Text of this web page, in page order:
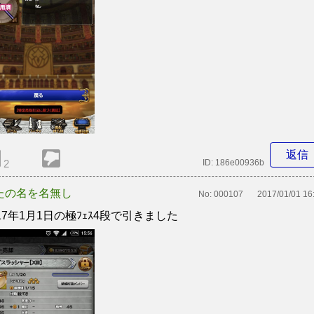
2
返信
ID: 186e00936b
の名を名無し No: 000107 2017/01/01
年1月1日の極ﾌｪｽ4段で引きました